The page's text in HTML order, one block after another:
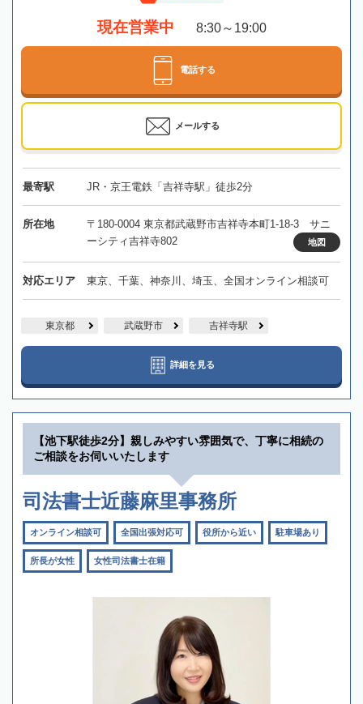
現在営業中 8:30～19:00
電話する
メールする
最寄駅 JR・京王電鉄「吉祥寺駅」徒歩2分
所在地
〒180-0004 東京都武蔵野市吉祥寺本町1-18-3 サニ
ーシティ吉祥寺802
地図
対応エリア 東京、千葉、神奈川、埼玉、全国オンライン相談可
東京都 武蔵野市 吉祥寺駅
詳細を見る
【池下駅徒歩2分】親しみやすい雰囲気で、丁寧に相続の
ご相談をお伺いいたします
司法書士近藤麻里事務所
オンライン相談可 全国出張対応可 役所から近い 駐車場あり
所長が女性 女性司法書士在籍